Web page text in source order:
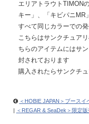
エリアトラウトTIMON
キー」、「キビパニMR
すべて同じカラーでの
こちらはサンクチュア
ちらのアイテムにはサ
封されております
購入されたらサンクチ
＜HOBIE JAPAN＞ブースイ
| ＜REGAR & SeaDek＞限定